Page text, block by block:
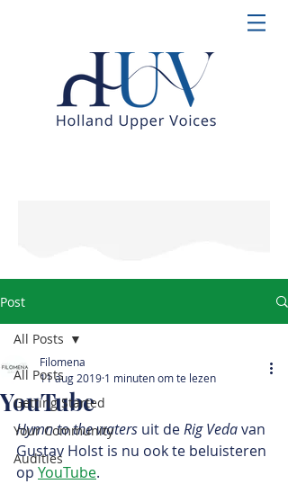
Post
All Posts
Getting Started
Your Community
Audities
All Posts
YouTube
Filomena
11 aug 2019 1 minuten om te lezen
Hymn to the waters uit de Rig Veda van
Gustav Holst is nu ook te beluisteren
op YouTube.